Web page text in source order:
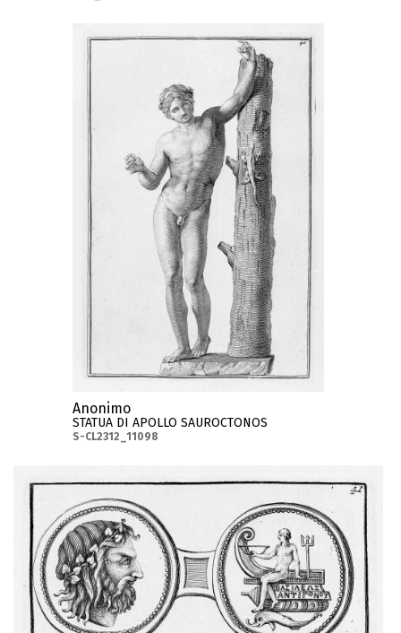
Anonimo
STATUA DI APOLLO SAUROCTONOS
S-CL2312_11098